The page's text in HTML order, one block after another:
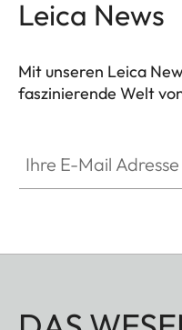
Leica News
Mit unseren Leica
faszinierende Welt